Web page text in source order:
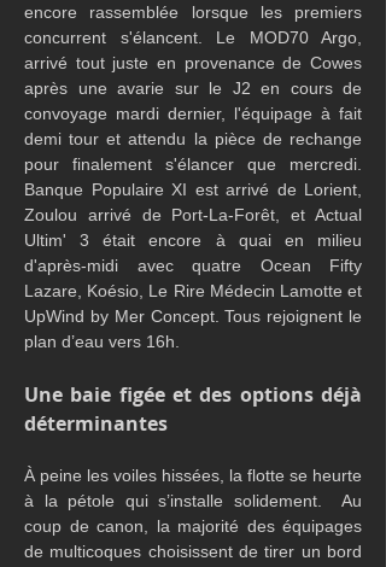
encore rassemblée lorsque les premiers
concurrent s'élancent. Le MOD70 Argo,
arrivé tout juste en provenance de Cowes
après une avarie sur le J2 en cours de
convoyage mardi dernier, l'équipage à fait
demi tour et attendu la pièce de rechange
pour finalement s'élancer que mercredi.
Banque Populaire XI est arrivé de Lorient,
Zoulou arrivé de Port-La-Forêt, et Actual
Ultim' 3 était encore à quai en milieu
d'après-midi avec quatre Ocean Fifty
Lazare, Koésio, Le Rire Médecin Lamotte et
UpWind by Mer Concept. Tous rejoignent le
plan d’eau vers 16h.
Une baie figée et des options déjà
déterminantes
À peine les voiles hissées, la flotte se heurte
à la pétole qui s’installe solidement.  Au
coup de canon, la majorité des équipages
de multicoques choisissent de tirer un bord